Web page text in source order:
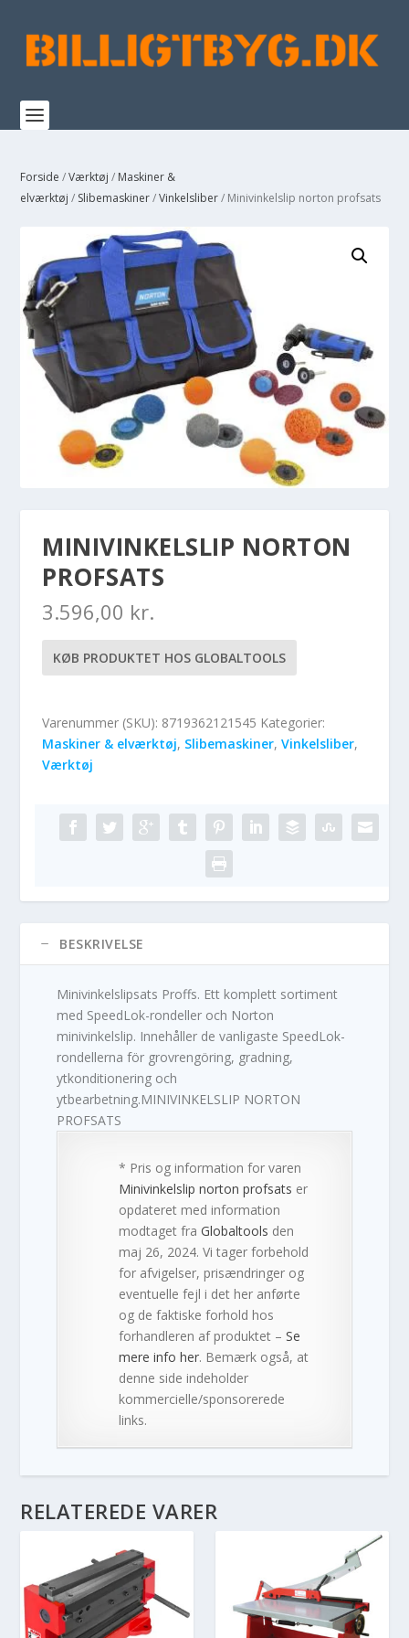
Forside /Værktøj / Maskiner &
elværktøj / Slibemaskiner/Vinkelsliber/ Minivinkelslip norton profsats
MINIVINKELSLIP NORTON
PROFSATS
3.596,00 kr.
KØB PRODUKTET HOS GLOBALTOOLS
Varenummer (SKU): 8719362121545 Kategorier:
Maskiner & elværktøj, Slibemaskiner,Vinkelsliber,
Værktøj
BESKRIVELSE
Minivinkelslipsats Proffs. Ett komplett sortiment
med SpeedLok-rondeller och Norton
minivinkelslip. Innehåller de vanligaste SpeedLok-
rondellerna för grovrengöring, gradning,
ytkonditionering och
ytbearbetning.MINIVINKELSLIP NORTON
PROFSATS
* Pris og information for varen
Minivinkelslip norton profsats er
opdateret med information
modtaget fraGlobaltools den
maj 26, 2024. Vi tager forbehold
for afvigelser, prisændringer og
eventuelle fejl i det her anførte
og de faktiske forhold hos
forhandleren af produktet –Se
mere info her. Bemærk også, at
denne side indeholder
kommercielle/sponsorerede
links.
RELATEREDE VARER